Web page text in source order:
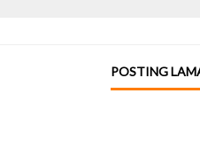
POSTING